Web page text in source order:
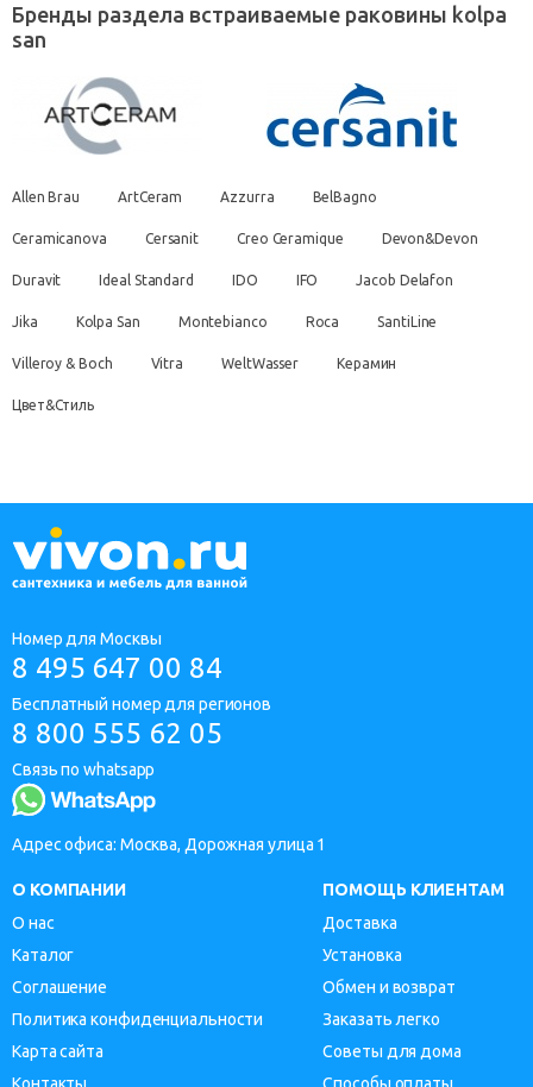
Бренды раздела встраиваемые раковины kolpa
san
Allen Brau ArtCeram Azzurra BelBagno
Ceramicanova Cersanit Creo Ceramique Devon&Devon
Duravit Ideal Standard IDO IFO Jacob Delafon
Jika Kolpa San Montebianco Roca SantiLine
Villeroy & Boch Vitra WeltWasser Керамин
Цвет&Стиль
Номер для Москвы
8 495 647 00 84
Бесплатный номер для регионов
8 800 555 62 05
Связь по whatsapp
Адрес офиса: Москва, Дорожная улица 1
О КОМПАНИИ
О нас
Каталог
Соглашение
Политика конфиденциальности
Карта сайта
Контакты
ПОМОЩЬ КЛИЕНТАМ
Доставка
Установка
Обмен и возврат
Заказать легко
Советы для дома
Способы оплаты